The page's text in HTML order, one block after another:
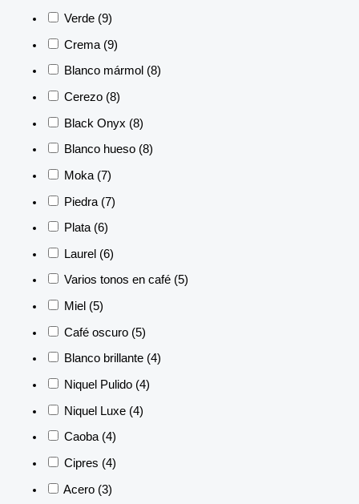
Verde (9)
Crema (9)
Blanco mármol (8)
Cerezo (8)
Black Onyx (8)
Blanco hueso (8)
Moka (7)
Piedra (7)
Plata (6)
Laurel (6)
Varios tonos en café (5)
Miel (5)
Café oscuro (5)
Blanco brillante (4)
Niquel Pulido (4)
Niquel Luxe (4)
Caoba (4)
Cipres (4)
Acero (3)